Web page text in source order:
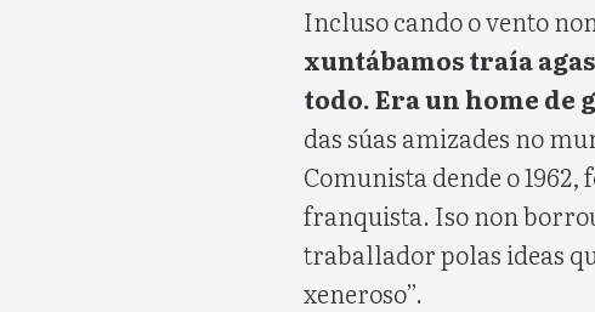
Incluso cando o vento
xuntábamos traía
todo. Era un home
das súas amizades no
Comunista dende o
franquista. Iso non
traballador polas ideas
xeneroso”.